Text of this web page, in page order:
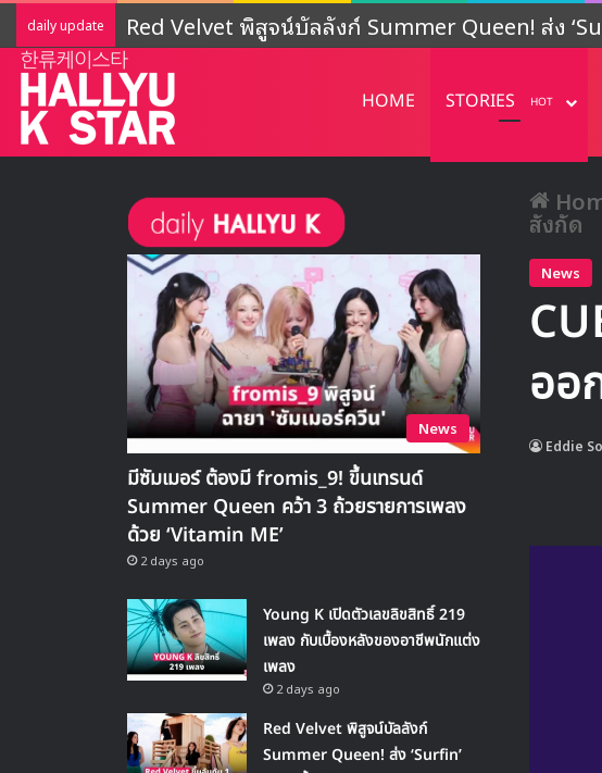
daily update LIGHTSUM เตรียมเดบิวต์ใหม่ เดินหน้าโปรเจคต์ใ
HOME STORIES HOT
สังกัด
News
ออ
Eddie
News
มีซัมเมอร์ ต้องมี fromis_9! ขึ้นเทรนด์
Summer Queen คว้า 3 ถ้วยรายการเพลง
ด้วย ‘Vitamin ME’
2 days ago
Young K เปิดตัวเลขลิขสิทธิ์ 219
เพลง กับเบื้องหลังของอาชีพนักแต่ง
เพลง
2 days ago
Red Velvet พิสูจน์บัลลังก์
Summer Queen! ส่ง ‘Surfin’